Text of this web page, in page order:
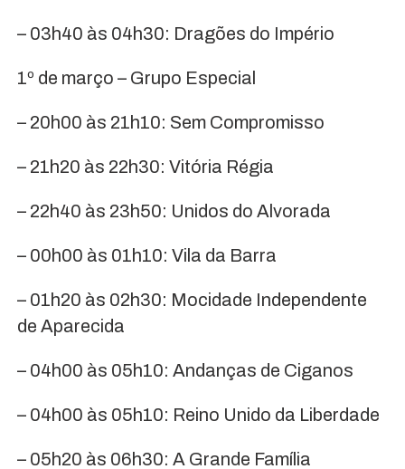
– 03h40 às 04h30: Dragões do Império
1º de março – Grupo Especial
– 20h00 às 21h10: Sem Compromisso
– 21h20 às 22h30: Vitória Régia
– 22h40 às 23h50: Unidos do Alvorada
– 00h00 às 01h10: Vila da Barra
– 01h20 às 02h30: Mocidade Independente
de Aparecida
– 04h00 às 05h10: Andanças de Ciganos
– 04h00 às 05h10: Reino Unido da Liberdade
– 05h20 às 06h30: A Grande Família